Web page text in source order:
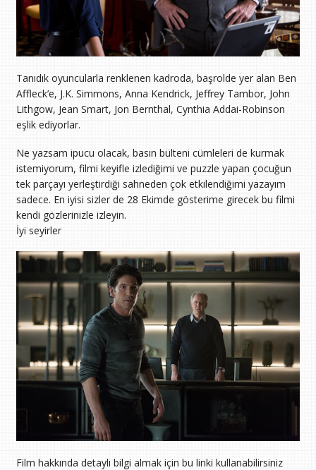
Tanıdık oyuncularla renklenen kadroda, başrolde yer alan Ben
Affleck’e, J.K. Simmons, Anna Kendrick, Jeffrey Tambor, John
Lithgow, Jean Smart, Jon Bernthal, Cynthia Addai-Robinson
eşlik ediyorlar.
Ne yazsam ipucu olacak, basın bülteni cümleleri de kurmak
istemiyorum, filmi keyifle izlediğimi ve puzzle yapan çocuğun
tek parçayı yerleştirdiği sahneden çok etkilendiğimi yazayım
sadece. En iyisi sizler de 28 Ekimde gösterime girecek bu filmi
kendi gözlerinizle izleyin.
İyi seyirler
Film hakkında detaylı bilgi almak için bu linki kullanabilirsiniz